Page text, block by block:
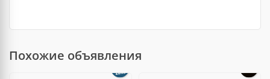
Похожие объявления